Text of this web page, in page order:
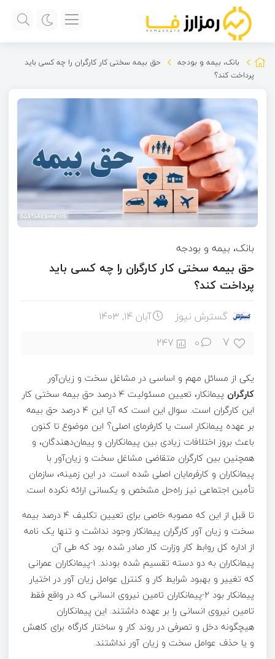
بانک، بیمه و بودجه
حق بیمه سختی کار کارگران را چه کسی باید
پرداخت کند؟
بانک، بیمه و بودجه
حق بیمه سختی کار کارگران را چه کسی باید
پرداخت کند؟
گسترش نیوز آبان ۱۴, ۱۴۰۳
7
0
247
یکی از مسائل مهم و اساسی در مشاغل سخت و زیان‌آور
کارگران
پیمانکار، تعیین مسئولیت ۴ درصد حق بیمه سختی کار
این کارگران است. سوال این است که آیا این ۴ درصد حق بیمه
بر عهده پیمانکار است یا کارفرمای اصلی؟ این موضوع تا کنون
باعث بروز اختلافات زیادی بین پیمانکاران و پیمان‌دهندگان، و
همچنین بین کارگران متقاضی مشاغل سخت و زیان‌آور با
پیمانکاران و کارفرمایان اصلی شده است. در این زمینه، سازمان
تأمین اجتماعی نیز راه‌حل مشخص و یکسانی ارائه نکرده است.
تا قبل از این که مصوبه خاصی برای تعیین تکلیف ۴ درصد بیمه
سخت و زیان آور کارگران پیمانکار وجود نداشت و تنها یک نامه
از اداره کل روابط کار وزارت کار صادر شده بود که طی آن
پیمانکاران به دو دسته تقسیم شده بودند. ۱-پیمانکاران عمرانی
که تغییر و بهبود شرایط کار و کنترل عوامل زیان آور در اختیار
پیمانکار بود ۲-پیمانکاران تامین نیروی انسانی که در واقع فقط
تامین نیروی انسانی را بر عهده داشتند. این پیمانکاران
هیچگونه دخل و تصرفی در روند کار و ساختار کارگاه برای کاهش
و یا حذف عوامل سخت و زیان آور نداشتند.